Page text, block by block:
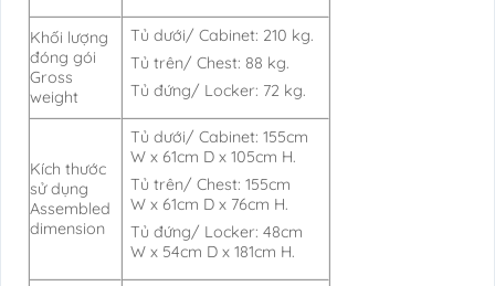
Khối lượng
đóng gói
Gross
weight
Tủ dưới/ Cabinet: 210 kg.
Tủ trên/ Chest: 88 kg.
Tủ đứng/ Locker: 72 kg.
Kích thước
sử dụng
Assembled
dimension
Tủ dưới/ Cabinet: 155cm
W x 61cm D x 105cm H.
Tủ trên/ Chest: 155cm
W x 61cm D x 76cm H.
Tủ đứng/ Locker: 48cm
W x 54cm D x 181cm H.